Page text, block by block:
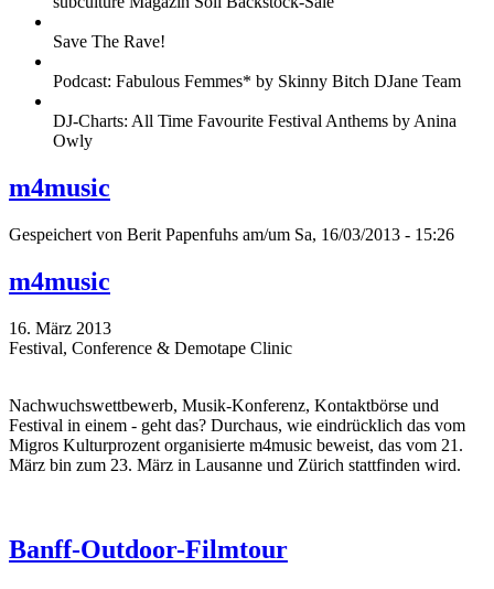
Save The Rave!
Podcast: Fabulous Femmes* by Skinny Bitch DJane Team
DJ-Charts: All Time Favourite Festival Anthems by Anina
Owly
m4music
Gespeichert von Berit Papenfuhs am/um Sa, 16/03/2013 - 15:26
m4music
16. März 2013
Festival, Conference & Demotape Clinic
Nachwuchswettbewerb, Musik-Konferenz, Kontaktbörse und
Festival in einem - geht das? Durchaus, wie eindrücklich das vom
Migros Kulturprozent organisierte m4music beweist, das vom 21.
März bin zum 23. März in Lausanne und Zürich stattfinden wird.
Banff-Outdoor-Filmtour